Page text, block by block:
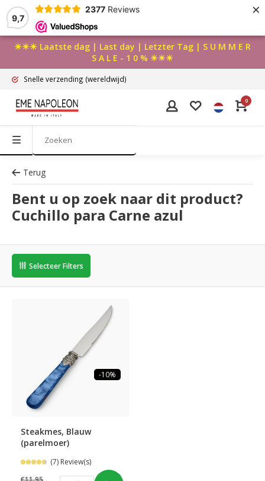
9,7
2377 Reviews ×
☀☀☀ Laatste dag | Last day | Letzter Tag | S U M M E R
S A L E - 1 0 % ☀☀☀
Snelle verzending (wereldwijd)
0
Terug
Bent u op zoek naar dit product?
Cuchillo para Carne azul
Selecteer Filters
-10%
Steakmes, Blauw
(parelmoer)
(7) Review(s)
€11,95